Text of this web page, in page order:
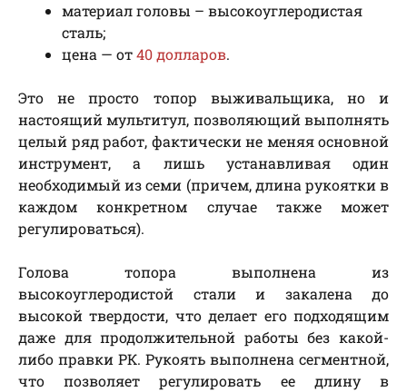
материал головы – высокоуглеродистая
сталь;
цена — от40 долларов.
Это не просто топор выживальщика, но и
настоящий мультитул, позволяющий выполнять
целый ряд работ, фактически не меняя основной
инструмент, а лишь устанавливая один
необходимый из семи (причем, длина рукоятки в
каждом конкретном случае также может
регулироваться).
Голова топора выполнена из
высокоуглеродистой стали и закалена до
высокой твердости, что делает его подходящим
даже для продолжительной работы без какой-
либо правки РК. Рукоять выполнена сегментной,
что позволяет регулировать ее длину в